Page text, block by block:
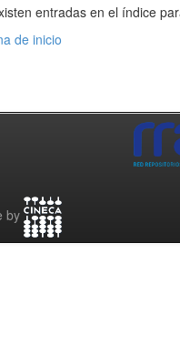
entradas en el índice
de inicio
by